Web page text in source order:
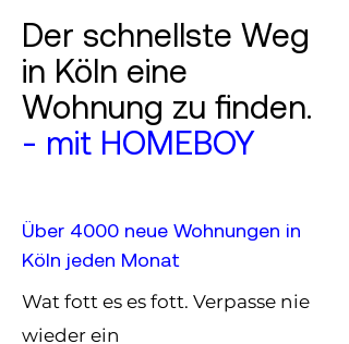
Der schnellste Weg
in Köln eine
Wohnung zu finden.
- mit HOMEBOY
Über 4000 neue Wohnungen in
Köln jeden Monat
Wat fott es es fott. Verpasse nie
wieder ein